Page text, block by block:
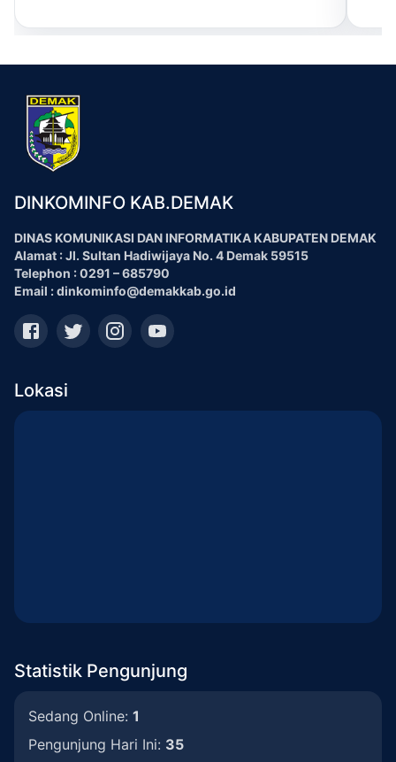
DINKOMINFO KAB.DEMAK
DINAS KOMUNIKASI DAN INFORMATIKA KABUPATEN DEMAK
Alamat : Jl. Sultan Hadiwijaya No. 4 Demak 59515
Telephon : 0291 – 685790
Email : dinkominfo@demakkab.go.id
Lokasi
Statistik Pengunjung
Sedang Online: 1
Pengunjung Hari Ini: 35